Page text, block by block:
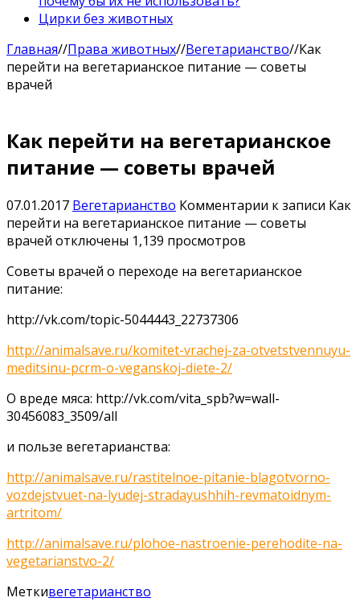
Цирки без животных
Главная//Права животных//Вегетарианство//Как
перейти на вегетарианское питание — советы
врачей
Как перейти на вегетарианское
питание — советы врачей
07.01.2017 Вегетарианство Комментарии к записи Как
перейти на вегетарианское питание — советы
врачей отключены 1,139 просмотров
Советы врачей о переходе на вегетарианское
питание:
http://vk.com/topic-5044443_22737306
http://animalsave.ru/komitet-vrachej-za-otvetstvennuyu-
meditsinu-pcrm-o-veganskoj-diete-2/
О вреде мяса: http://vk.com/vita_spb?w=wall-
30456083_3509/all
и пользе вегетарианства:
http://animalsave.ru/rastitelnoe-pitanie-blagotvorno-
vozdejstvuet-na-lyudej-stradayushhih-revmatoidnym-
artritom/
http://animalsave.ru/plohoe-nastroenie-perehodite-na-
vegetarianstvo-2/
Меткивегетарианство